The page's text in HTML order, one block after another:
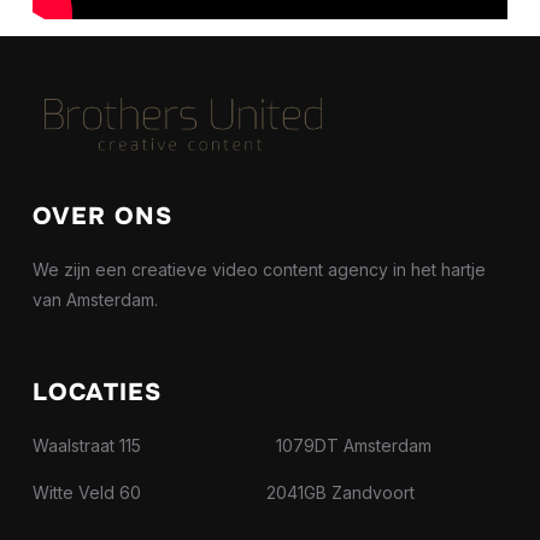
OVER ONS
We zijn een creatieve video content agency in het hartje
van Amsterdam.
LOCATIES
Waalstraat 115 1079DT Amsterdam
Witte Veld 60 2041GB Zandvoort